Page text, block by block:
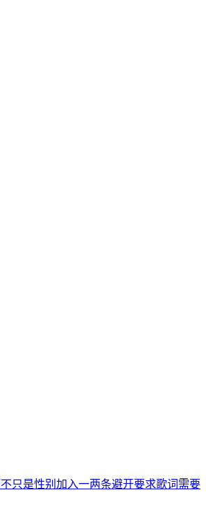
只是性别 加入一两条避开要求歌词需要